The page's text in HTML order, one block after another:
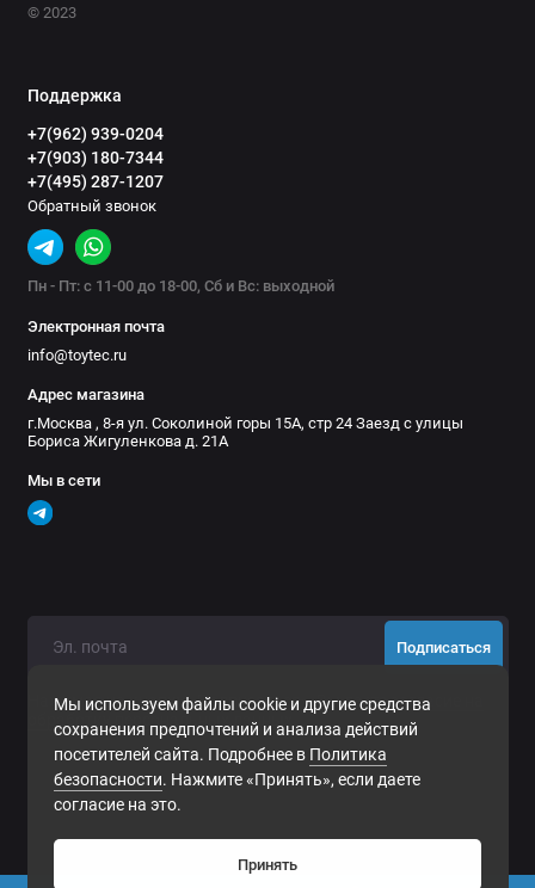
Мы используем файлы cookie и другие средства
сохранения предпочтений и анализа действий
посетителей сайта. Подробнее в Политика
безопасности. Нажмите «Принять», если даете
согласие на это.
Принять
© 2023
Поддержка
+7(962) 939-0204
+7(903) 180-7344
+7(495) 287-1207
Обратный звонок
Пн - Пт: с 11-00 до 18-00, Сб и Вс: выходной
Электронная почта
info@toytec.ru
Адрес магазина
г.Москва , 8-я ул. Соколиной горы 15А, стр 24 Заезд с улицы
Бориса Жигуленкова д. 21А
Мы в сети
Подписаться
Нажимая на кнопку «Подписаться», Вы даетесогласие на
обработку персональных данных.